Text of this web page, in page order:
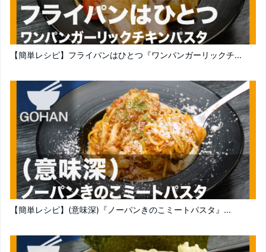
【簡単レシピ】フライパンはひとつ『ワンパンガーリックチ...
【簡単レシピ】(意味深)『ノーパンきのこミートパスタ』...